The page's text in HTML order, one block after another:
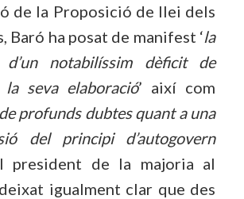
de la Proposició de llei dels
Baró ha posat de manifest ‘la
d’un notabilíssim dèficit de
la seva elaboració’ així com
profunds dubtes quant a una
del principi d’autogovern
president de la majoria al
igualment clar que des